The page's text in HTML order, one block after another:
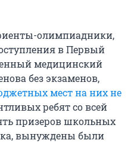
олимпиадники,
в Первый
медицинский
без экзаменов,
мест на них не
ребят со всей
призеров школьных
вынуждены были